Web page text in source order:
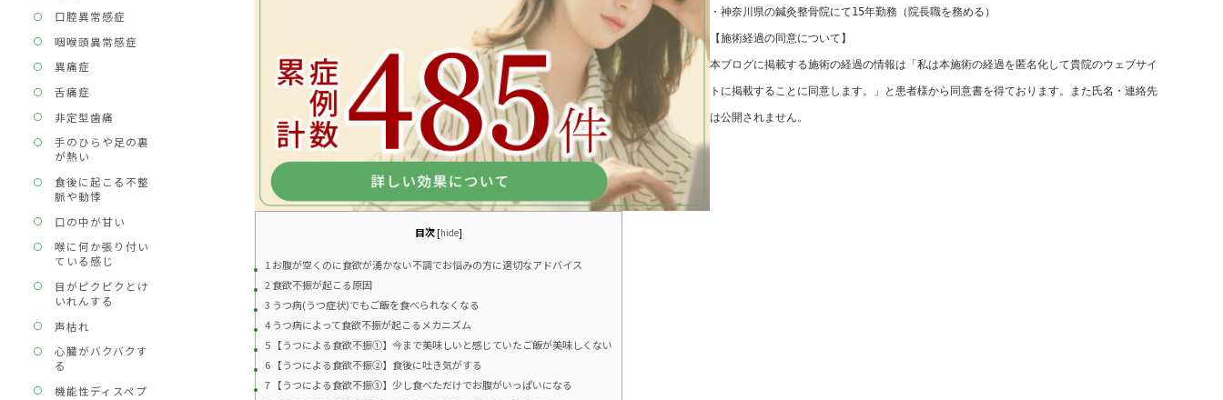
口腔異常感症
咽喉頭異常感症
異痛症
舌痛症
非定型歯痛
手のひらや足の裏
が熱い
食後に起こる不整
脈や動悸
口の中が甘い
喉に何か張り付い
ている感じ
目がピクピクとけ
いれんする
声枯れ
心臓がバクバクす
る
機能性ディスペプ
・神奈川県の鍼灸整骨院にて15年勤務（院長職を務める）
【施術経過の同意について】
本ブログに掲載する施術の経過の情報は「私は本施術の経過を匿名化して貴院のウェブサイ
トに掲載することに同意します。」と患者様から同意書を得ております。また氏名・連絡先
は公開されません。
目次 [hide]
1 お腹が空くのに食欲が湧かない不調でお悩みの方に適切なアドバイス
2 食欲不振が起こる原因
3 うつ病(うつ症状)でもご飯を食べられなくなる
4 うつ病によって食欲不振が起こるメカニズム
5 【うつによる食欲不振①】今まで美味しいと感じていたご飯が美味しくない
6 【うつによる食欲不振②】食後に吐き気がする
7 【うつによる食欲不振③】少し食べただけでお腹がいっぱいになる